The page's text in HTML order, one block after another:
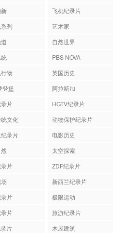
飞机纪录片
列
艺术家
自然世界
PBS NOVA
物
英国历史
登堡
阿拉斯加
片
HGTV纪录片
文化
动物保护纪录片
录片
电影历史
然
太空探索
片
ZDF纪录片
新西兰纪录片
片
极限运动
片
旅游纪录片
片
木屋建筑